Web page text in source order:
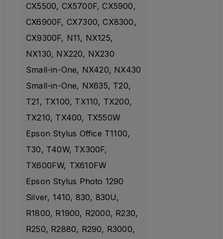
CX5500, CX5700F, CX5900,
CX6900F, CX7300, CX8300,
CX9300F, N11, NX125,
NX130, NX220, NX230
Small-in-One, NX420, NX430
Small-in-One, NX635, T20,
T21, TX100, TX110, TX200,
TX210, TX400, TX550W
Epson Stylus Office T1100,
T30, T40W, TX300F,
TX600FW, TX610FW
Epson Stylus Photo 1290
Silver, 1410, 830, 830U,
R1800, R1900, R2000, R230,
R250, R2880, R290, R3000,